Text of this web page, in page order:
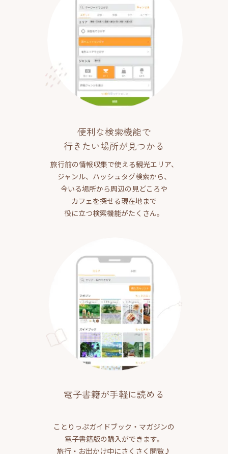
便利な検索機能で
行きたい場所が見つかる
旅行前の情報収集で使える観光エリア、
ジャンル、ハッシュタグ検索から、
今いる場所から周辺の見どころや
カフェを探せる現在地まで
役に立つ検索機能がたくさん。
電子書籍が手軽に読める
ことりっぷガイドブック・マガジンの
電子書籍版の購入ができます。
旅行・お出かけ中にさくさく閲覧♪